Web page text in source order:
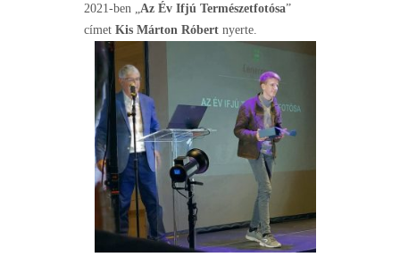
2021-ben „Az Év Ifjú Természetfotósa”
címet Kis Márton Róbert nyerte.